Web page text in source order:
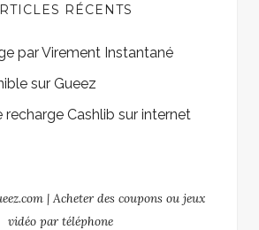
RÉCENTS
par Virement Instantané
sur Gueez
recharge Cashlib sur internet
| Acheter des coupons ou jeux
vidéo par téléphone